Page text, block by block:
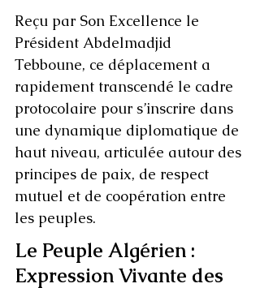
Reçu par Son Excellence le
Président Abdelmadjid
Tebboune, ce déplacement a
rapidement transcendé le cadre
protocolaire pour s’inscrire dans
une dynamique diplomatique de
haut niveau, articulée autour des
principes de paix, de respect
mutuel et de coopération entre
les peuples.
Le Peuple Algérien :
Expression Vivante des